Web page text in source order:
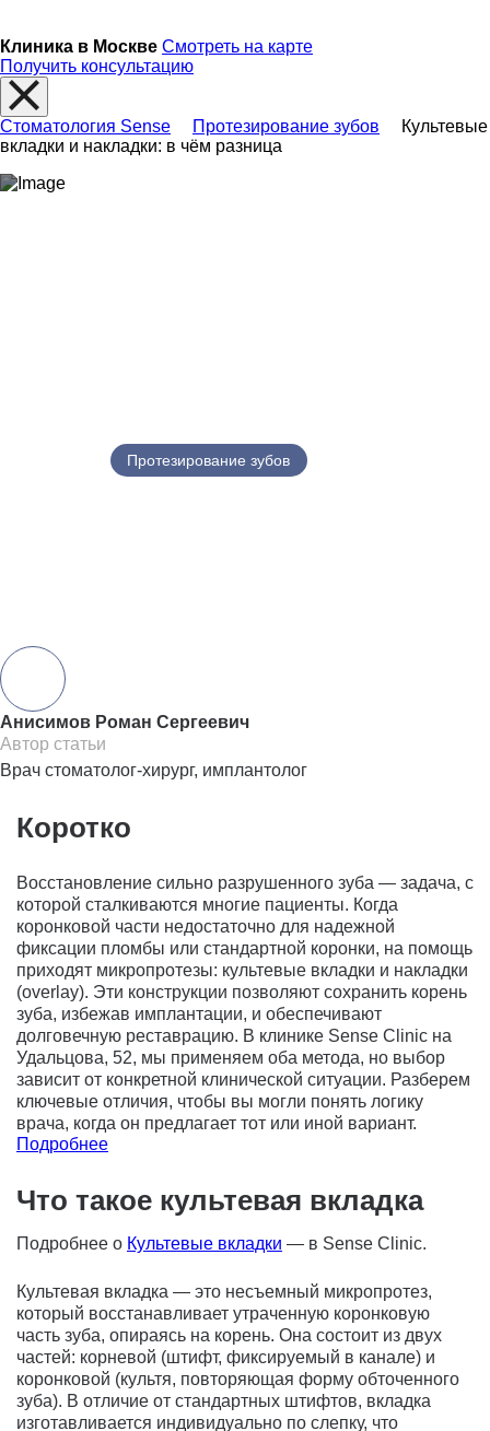
Клиника в Москве Смотреть на карте
Получить консультацию
Стоматология Sense Протезирование зубов
Культевые
вкладки и накладки: в чём разница
Протезирование зубов
Анисимов Роман Сергеевич
Автор статьи
Врач стоматолог-хирург, имплантолог
Коротко
Восстановление сильно разрушенного зуба — задача, с
которой сталкиваются многие пациенты. Когда
коронковой части недостаточно для надежной
фиксации пломбы или стандартной коронки, на помощь
приходят микропротезы: культевые вкладки и накладки
(overlay). Эти конструкции позволяют сохранить корень
зуба, избежав имплантации, и обеспечивают
долговечную реставрацию. В клинике Sense Clinic на
Удальцова, 52, мы применяем оба метода, но выбор
зависит от конкретной клинической ситуации. Разберем
ключевые отличия, чтобы вы могли понять логику
врача, когда он предлагает тот или иной вариант.
Подробнее
Что такое культевая вкладка
Подробнее о Культевые вкладки — в Sense Clinic.
Культевая вкладка — это несъемный микропротез,
который восстанавливает утраченную коронковую
часть зуба, опираясь на корень. Она состоит из двух
частей: корневой (штифт, фиксируемый в канале) и
коронковой (культя, повторяющая форму обточенного
зуба). В отличие от стандартных штифтов, вкладка
изготавливается индивидуально по слепку, что